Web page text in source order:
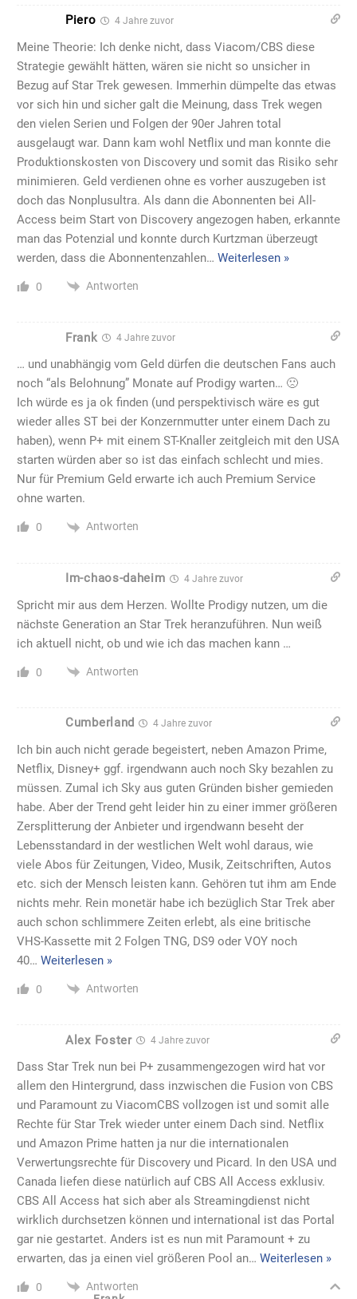
Piero 4 Jahre zuvor
Meine Theorie: Ich denke nicht, dass Viacom/CBS diese
Strategie gewählt hätten, wären sie nicht so unsicher in
Bezug auf Star Trek gewesen. Immerhin dümpelte das etwas
vor sich hin und sicher galt die Meinung, dass Trek wegen
den vielen Serien und Folgen der 90er Jahren total
ausgelaugt war. Dann kam wohl Netflix und man konnte die
Produktionskosten von Discovery und somit das Risiko sehr
minimieren. Geld verdienen ohne es vorher auszugeben ist
doch das Nonplusultra. Als dann die Abonnenten bei All-
Access beim Start von Discovery angezogen haben, erkannte
man das Potenzial und konnte durch Kurtzman überzeugt
werden, dass die Abonnentenzahlen… Weiterlesen »
0 Antworten
Frank 4 Jahre zuvor
… und unabhängig vom Geld dürfen die deutschen Fans auch
noch “als Belohnung” Monate auf Prodigy warten… 🙁
Ich würde es ja ok finden (und perspektivisch wäre es gut
wieder alles ST bei der Konzernmutter unter einem Dach zu
haben), wenn P+ mit einem ST-Knaller zeitgleich mit den USA
starten würden aber so ist das einfach schlecht und mies.
Nur für Premium Geld erwarte ich auch Premium Service
ohne warten.
0 Antworten
Im-chaos-daheim 4 Jahre zuvor
Spricht mir aus dem Herzen. Wollte Prodigy nutzen, um die
nächste Generation an Star Trek heranzuführen. Nun weiß
ich aktuell nicht, ob und wie ich das machen kann …
0 Antworten
Cumberland 4 Jahre zuvor
Ich bin auch nicht gerade begeistert, neben Amazon Prime,
Netflix, Disney+ ggf. irgendwann auch noch Sky bezahlen zu
müssen. Zumal ich Sky aus guten Gründen bisher gemieden
habe. Aber der Trend geht leider hin zu einer immer größeren
Zersplitterung der Anbieter und irgendwann beseht der
Lebensstandard in der westlichen Welt wohl daraus, wie
viele Abos für Zeitungen, Video, Musik, Zeitschriften, Autos
etc. sich der Mensch leisten kann. Gehören tut ihm am Ende
nichts mehr. Rein monetär habe ich bezüglich Star Trek aber
auch schon schlimmere Zeiten erlebt, als eine britische
VHS-Kassette mit 2 Folgen TNG, DS9 oder VOY noch
40… Weiterlesen »
0 Antworten
Alex Foster 4 Jahre zuvor
Dass Star Trek nun bei P+ zusammengezogen wird hat vor
allem den Hintergrund, dass inzwischen die Fusion von CBS
und Paramount zu ViacomCBS vollzogen ist und somit alle
Rechte für Star Trek wieder unter einem Dach sind. Netflix
und Amazon Prime hatten ja nur die internationalen
Verwertungsrechte für Discovery und Picard. In den USA und
Canada liefen diese natürlich auf CBS All Access exklusiv.
CBS All Access hat sich aber als Streamingdienst nicht
wirklich durchsetzen können und international ist das Portal
gar nie gestartet. Anders ist es nun mit Paramount + zu
erwarten, das ja einen viel größeren Pool an… Weiterlesen »
0
Antworten